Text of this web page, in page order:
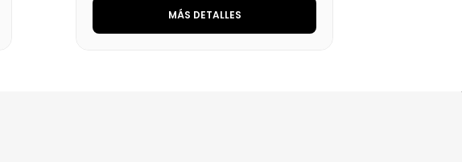
MÁS DETALLES